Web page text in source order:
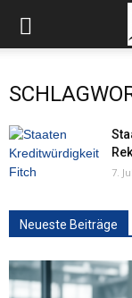
7.
Neueste Beiträge